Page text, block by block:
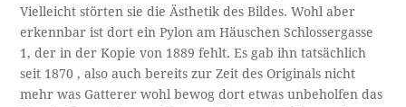
Vielleicht störten sie die Ästhetik des Bildes. Wohl aber
erkennbar ist dort ein Pylon am Häuschen Schlossergasse
1, der in der Kopie von 1889 fehlt. Es gab ihn tatsächlich
seit 1870 , also auch bereits zur Zeit des Originals nicht
mehr was Gatterer wohl bewog dort etwas unbeholfen das